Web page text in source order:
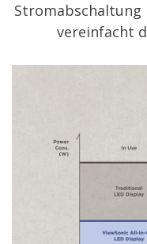
vereinfacht